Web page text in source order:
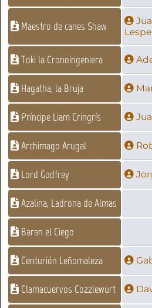
Maestro de canes Shaw
Lespe
Toki la Cronoingeniera
Hagatha, la Bruja
Príncipe Liam Cringrís
Archimago Arugal
Lord Godfrey
Azalina, Ladrona de Almas
Baran el Ciego
Centurión Leñomaleza
Clamacuervos Cozzlewurt